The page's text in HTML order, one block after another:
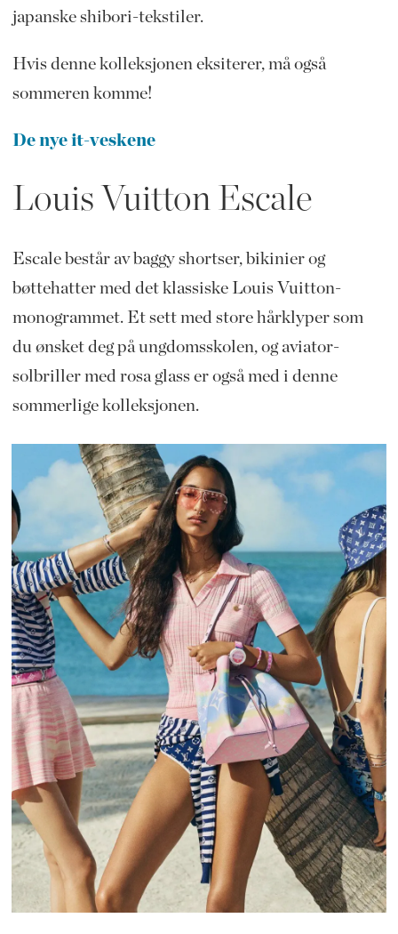
japanske shibori-tekstiler.
Hvis denne kolleksjonen eksiterer, må også
sommeren komme!
De nye it-veskene
Louis Vuitton Escale
Escale består av baggy shortser, bikinier og
bøttehatter med det klassiske Louis Vuitton-
monogrammet. Et sett med store hårklyper som
du ønsket deg på ungdomsskolen, og aviator-
solbriller med rosa glass er også med i denne
sommerlige kolleksjonen.